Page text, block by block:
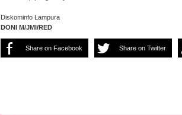
Diskominfo Lampura
DONI M/JMI/RED
Share on Facebook Share on Twitter